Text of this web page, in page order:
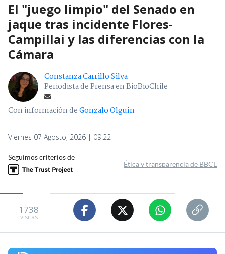
El "juego limpio" del Senado en
jaque tras incidente Flores-
Campillai y las diferencias con la
Cámara
Constanza Carrillo Silva
Periodista de Prensa en BioBioChile
Con información deGonzalo Olguín
Viernes 07 Agosto, 2026 | 09:22
Seguimos criterios de
Ética y transparencia de BBCL
1738
visitas